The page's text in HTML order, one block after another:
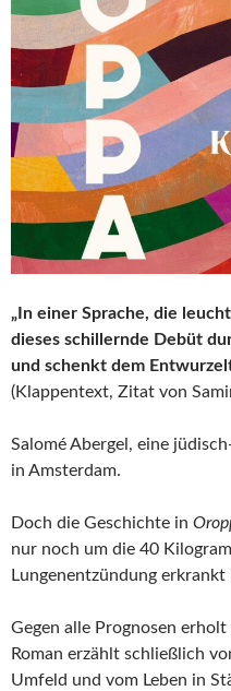
„In einer Sprache, die
dieses schillernde Debüt
und schenkt dem
(Klappentext, Zitat von
Salomé Abergel, eine
in Amsterdam.
Doch die Geschichte in
nur noch um die 40
Lungenentzündung
Gegen alle Prognosen
Roman erzählt schließlich
Umfeld und vom Leben in